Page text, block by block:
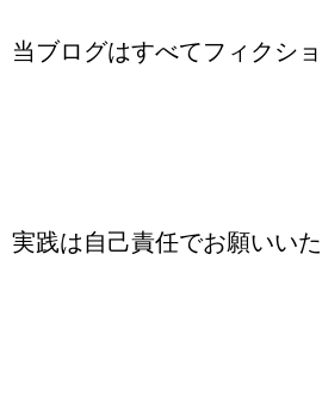
当ブログはすべてフィクショ
実践は自己責任でお願いいた